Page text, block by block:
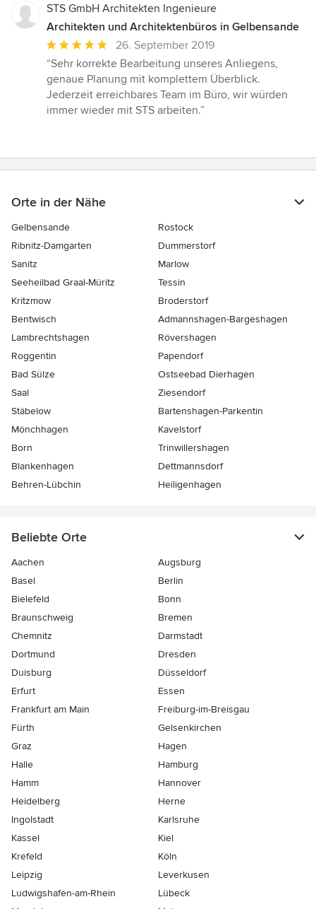
Sternen
STS GmbH Architekten Ingenieure
Architekten und Architektenbüros in Gelbensande
Durchschnittliche
Bewertung:
5
von
5
26. September 2019
“Sehr korrekte Bearbeitung unseres Anliegens,
genaue Planung mit komplettem Überblick.
Jederzeit erreichbares Team im Büro, wir würden
immer wieder mit STS arbeiten.”
Orte in der Nähe
Gelbensande
Rostock
Ribnitz-Damgarten
Dummerstorf
Sanitz
Marlow
Seeheilbad Graal-Müritz
Tessin
Kritzmow
Broderstorf
Bentwisch
Admannshagen-Bargeshagen
Lambrechtshagen
Rövershagen
Roggentin
Papendorf
Bad Sülze
Ostseebad Dierhagen
Saal
Ziesendorf
Stäbelow
Bartenshagen-Parkentin
Mönchhagen
Kavelstorf
Born
Trinwillershagen
Blankenhagen
Dettmannsdorf
Behren-Lübchin
Heiligenhagen
Beliebte Orte
Aachen
Augsburg
Basel
Berlin
Bielefeld
Bonn
Braunschweig
Bremen
Chemnitz
Darmstadt
Dortmund
Dresden
Duisburg
Düsseldorf
Erfurt
Essen
Frankfurt am Main
Freiburg-im-Breisgau
Fürth
Gelsenkirchen
Graz
Hagen
Halle
Hamburg
Hamm
Hannover
Heidelberg
Herne
Ingolstadt
Karlsruhe
Kassel
Kiel
Krefeld
Köln
Leipzig
Leverkusen
Ludwigshafen-am-Rhein
Lübeck